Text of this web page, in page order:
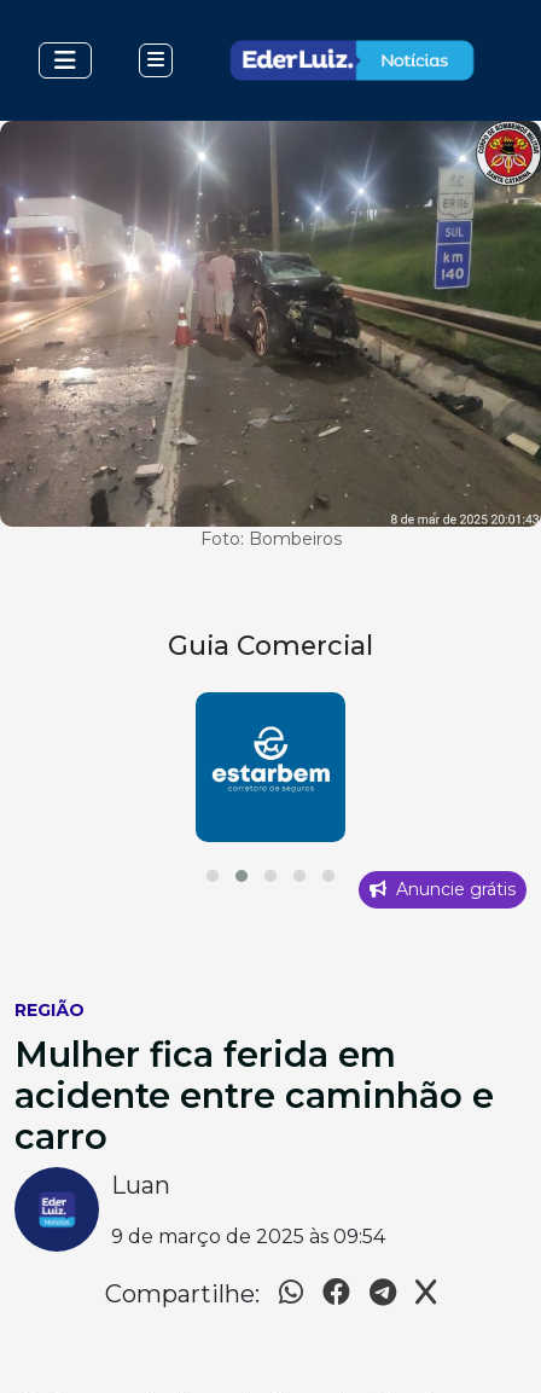
Foto: Bombeiros
Guia Comercial
Anuncie grátis
REGIÃO
Mulher fica ferida em
acidente entre caminhão e
carro
Luan
9 de março de 2025 às 09:54
Compartilhe: